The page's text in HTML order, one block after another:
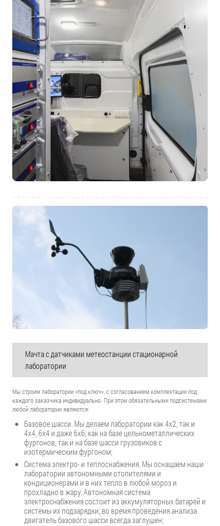
Мачта с датчиками метеостанции стационарной
лаборатории
Мы строим лаборатории «под ключ», с согласованием комплектации под
каждого заказчика индивидуально. При этом обязательными подсистемами
любой лаборатории являются:
Базовое шасси. Мы делаем лаборатории как 4х2, так и
4х4, 6х4 и даже 6х6; как на базе цельнометаллических
фургонов, так и на базе шасси грузовиков с
изотермическим фургоном;
Система электро- и теплоснабжения. Мы оснащаем наши
лаборатории автономными отопителями и
кондиционерами и в них тепло в любой мороз и
прохладно в жару. Автономная система
электроснабжения состоит из аккумуляторных батарей и
системы их подзарядки; во время проведения анализа
двигатель базового шасси всегда заглушен;